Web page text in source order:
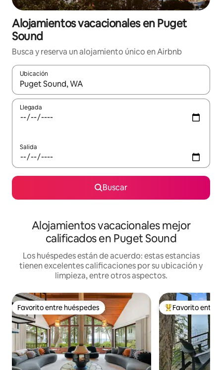
Alojamientos vacacionales en Puget
Sound
Busca y reserva un alojamiento único en Airbnb
Ubicación
Cuando los resultados estén disponibles, podrás navegar
Llegada
Salida
Buscar
Alojamientos vacacionales mejor
calificados en Puget Sound
Los huéspedes están de acuerdo: estas estancias
tienen excelentes calificaciones por su ubicación y
limpieza, entre otros aspectos.
Favorito entre huéspedes
Favorito entre huéspedes De los mejores
Favorito entre